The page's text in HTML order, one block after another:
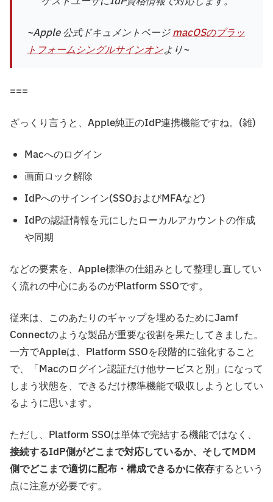
~Apple 公式ドキュメントページmacOSのプラッ
トフォームシングルサインオンより~
===
ざっくり言うと、Apple純正のIdP連携機能ですね。(雑)
Macへのログイン
画面ロック解除
IdPへのサインイン(SSOおよびMFAなど)
IdPの認証情報を元にしたローカルアカウントの作成
や同期
などの要素を、Apple標準の仕組みとして整理し直してい
く流れの中心にあるのがPlatform SSOです。
従来は、このあたりのギャップを埋めるためにJamf
Connectのような製品が重要な役割を果たしてきました。
一方でAppleは、Platform SSOを段階的に強化すること
で、「Macのログイン認証だけ他サービスと別」になって
しまう状態を、できるだけ標準機能で吸収しようとしてい
るように思います。
ただし、Platform SSOは単体で完結する機能ではなく、
接続するIdP側がどこまで対応しているか、そしてMDM
側でどこまで適切に配布・構成できるかに依存するという
点に注意が必要です。